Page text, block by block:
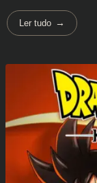
Ler tudo